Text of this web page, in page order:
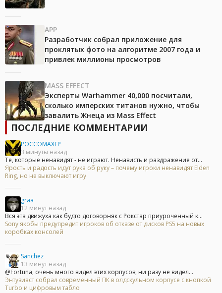
APP
Разработчик собрал приложение для
проклятых фото на алгоритме 2007 года и
привлек миллионы просмотров
MASS EFFECT
Эксперты Warhammer 40,000 посчитали,
сколько имперских титанов нужно, чтобы
завалить Жнеца из Mass Effect
ПОСЛЕДНИЕ КОММЕНТАРИИ
POCCOMAXEP
3 минуты назад
Те, которые ненавидят - не играют. Ненависть и раздражение от...
Ярость и радость идут рука об руку – почему игроки ненавидят Elden
Ring, но не выключают игру
graa
12 минут назад
Вся эта движуха как будто договорняк с Рокстар приуроченный к...
Sony якобы предупредит игроков об отказе от дисков PS5 на новых
коробках консолей
Sanchez
13 минут назад
@Fortuna, очень много видел этих корпусов, ни разу не видел...
Энтузиаст собрал современный ПК в олдскульном корпусе с кнопкой
Turbo и цифровым табло